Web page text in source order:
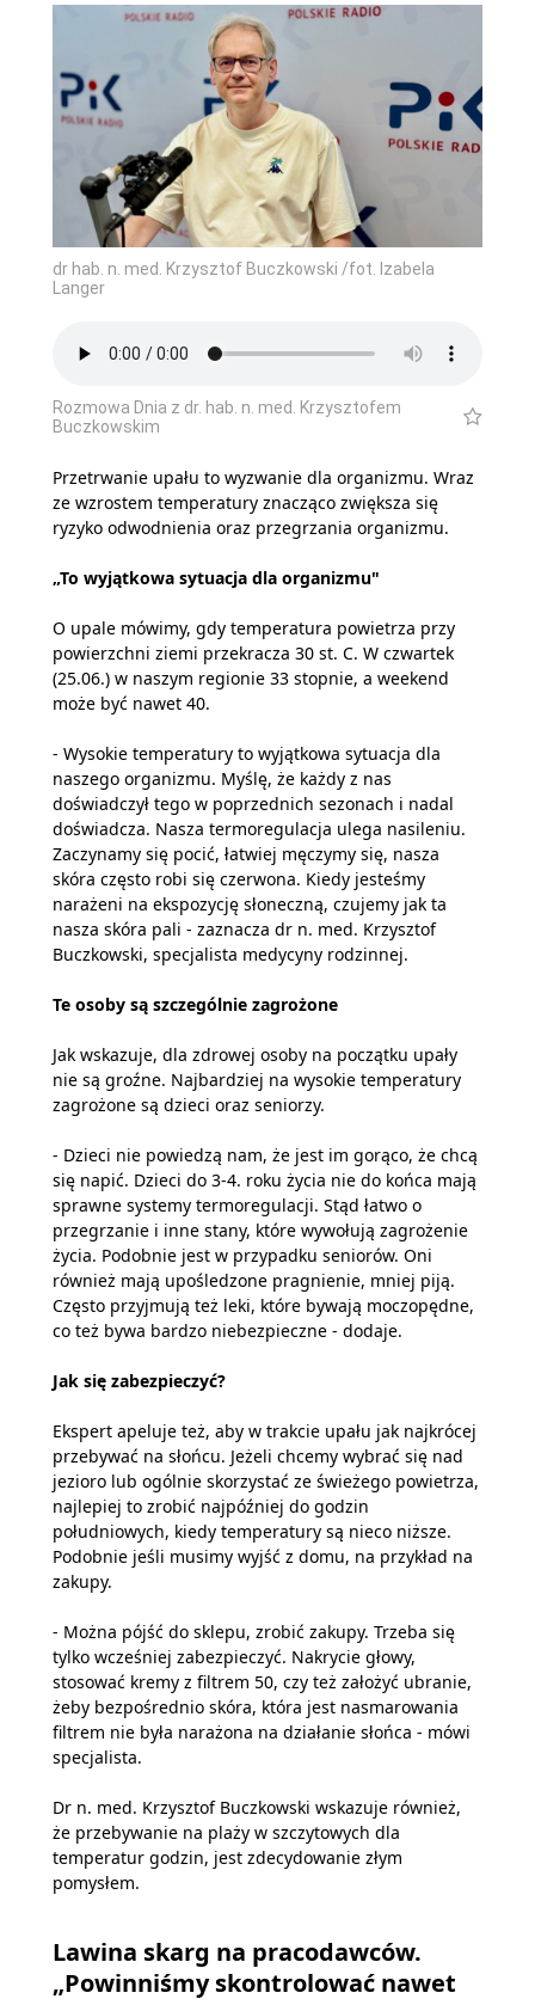
dr hab. n. med. Krzysztof Buczkowski /fot. Izabela
Langer
Rozmowa Dnia z dr. hab. n. med. Krzysztofem
Buczkowskim
Przetrwanie upału to wyzwanie dla organizmu. Wraz
ze wzrostem temperatury znacząco zwiększa się
ryzyko odwodnienia oraz przegrzania organizmu.
„To wyjątkowa sytuacja dla organizmu"
O upale mówimy, gdy temperatura powietrza przy
powierzchni ziemi przekracza 30 st. C. W czwartek
(25.06.) w naszym regionie 33 stopnie, a weekend
może być nawet 40.
- Wysokie temperatury to wyjątkowa sytuacja dla
naszego organizmu. Myślę, że każdy z nas
doświadczył tego w poprzednich sezonach i nadal
doświadcza. Nasza termoregulacja ulega nasileniu.
Zaczynamy się pocić, łatwiej męczymy się, nasza
skóra często robi się czerwona. Kiedy jesteśmy
narażeni na ekspozycję słoneczną, czujemy jak ta
nasza skóra pali - zaznacza dr n. med. Krzysztof
Buczkowski, specjalista medycyny rodzinnej.
Te osoby są szczególnie zagrożone
Jak wskazuje, dla zdrowej osoby na początku upały
nie są groźne. Najbardziej na wysokie temperatury
zagrożone są dzieci oraz seniorzy.
- Dzieci nie powiedzą nam, że jest im gorąco, że chcą
się napić. Dzieci do 3-4. roku życia nie do końca mają
sprawne systemy termoregulacji. Stąd łatwo o
przegrzanie i inne stany, które wywołują zagrożenie
życia. Podobnie jest w przypadku seniorów. Oni
również mają upośledzone pragnienie, mniej piją.
Często przyjmują też leki, które bywają moczopędne,
co też bywa bardzo niebezpieczne - dodaje.
Jak się zabezpieczyć?
Ekspert apeluje też, aby w trakcie upału jak najkrócej
przebywać na słońcu. Jeżeli chcemy wybrać się nad
jezioro lub ogólnie skorzystać ze świeżego powietrza,
najlepiej to zrobić najpóźniej do godzin
południowych, kiedy temperatury są nieco niższe.
Podobnie jeśli musimy wyjść z domu, na przykład na
zakupy.
- Można pójść do sklepu, zrobić zakupy. Trzeba się
tylko wcześniej zabezpieczyć. Nakrycie głowy,
stosować kremy z filtrem 50, czy też założyć ubranie,
żeby bezpośrednio skóra, która jest nasmarowania
filtrem nie była narażona na działanie słońca - mówi
specjalista.
Dr n. med. Krzysztof Buczkowski wskazuje również,
że przebywanie na plaży w szczytowych dla
temperatur godzin, jest zdecydowanie złym
pomysłem.
Lawina skarg na pracodawców.
„Powinniśmy skontrolować nawet